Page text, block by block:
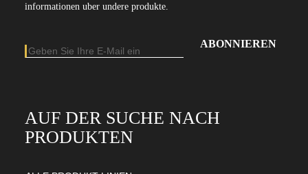
informationen uber undere produkte.
AUF DER SUCHE NACH
PRODUKTEN